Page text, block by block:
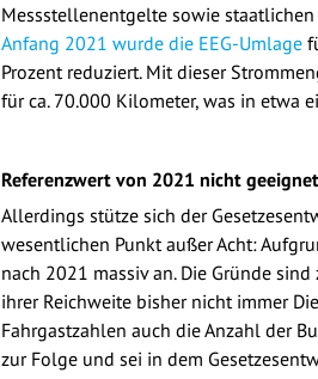
Messstellenentgelte sowie
Anfang 2021 wurde die EEG-Umlage
Prozent reduziert. Mit dieser
für ca. 70.000 Kilometer, was in etwa
Referenzwert von 2021 nicht
Allerdings stütze sich der
wesentlichen Punkt außer Acht:
nach 2021 massiv an. Die Gründe
ihrer Reichweite bisher nicht immer
Fahrgastzahlen auch die Anzahl der
zur Folge und sei in dem